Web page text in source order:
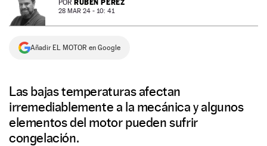
NEWSLETTER
SÍGUENOS
POR RUBÉN PÉREZ
28 MAR 24 - 10: 41
Añadir EL MOTOR en Google
Las bajas temperaturas afectan
irremediablemente a la mecánica y algunos
elementos del motor pueden sufrir
congelación.